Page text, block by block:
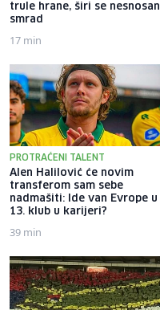
trule hrane, širi se nesnosan
smrad
17 min
PROTRAĆENI TALENT
Alen Halilović će novim
transferom sam sebe
nadmašiti: Ide van Evrope u
13. klub u karijeri?
39 min